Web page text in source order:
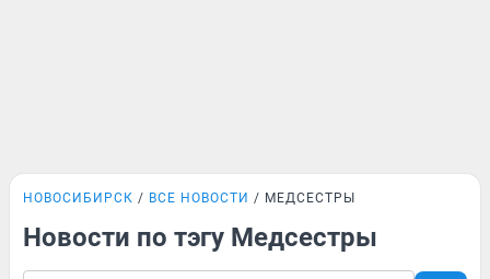
НОВОСИБИРСК ВСЕ НОВОСТИ МЕДСЕСТРЫ
Новости по тэгу Медсестры